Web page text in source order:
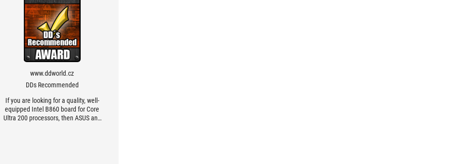
www.ddworld.cz
DDs Recommended
If you are looking for a quality, well-
equipped Intel B860 board for Core
Ultra 200 processors, then ASUS and